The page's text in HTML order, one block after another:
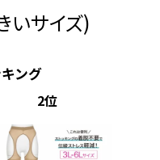
いサイズ)
ング
2